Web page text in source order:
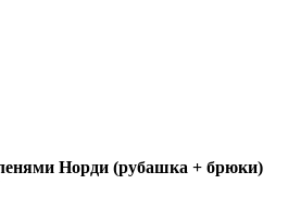
Норди (рубашка + брюки)